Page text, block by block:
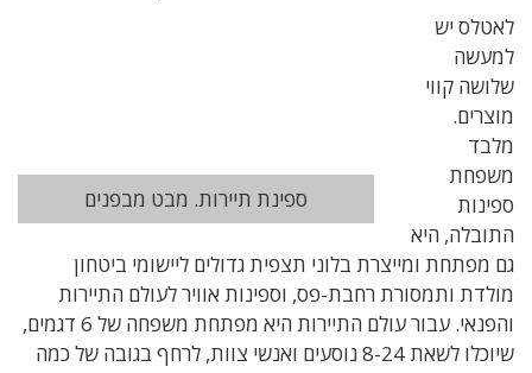
ספינת תיירות. מבט מבפנים
לאטלס יש
למעשה
שלושה קווי
מוצרים.
מלבד
משפחת
ספינות
התובלה, היא
גם מפתחת ומייצרת בלוני תצפית גדולים ליישומי ביטחון
מולדת ותמסורת רחבת-פס, וספינות אוויר לעולם התיירות
והפנאי. עבור עולם התיירות היא מפתחת משפחה של 6 דגמים,
שיוכלו לשאת 8-24 נוסעים ואנשי צוות, לרחף בגובה של כמה